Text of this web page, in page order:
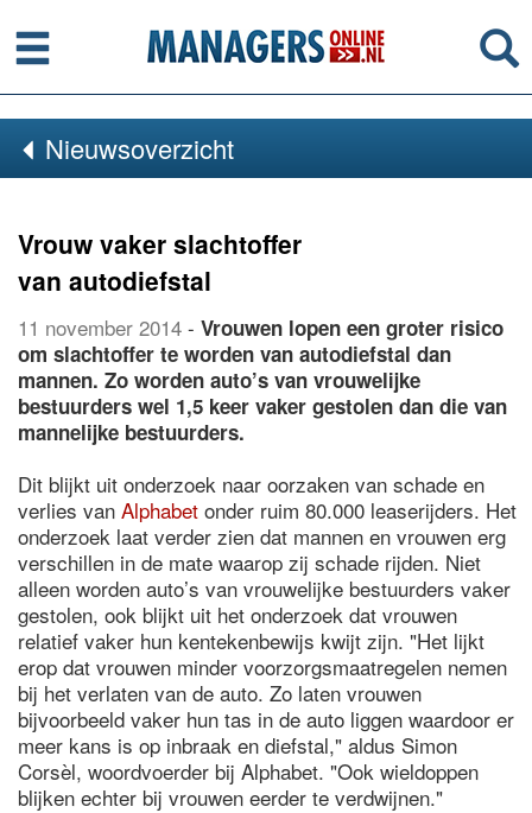
Menu
Nieuwsoverzicht
Vrouw vaker slachtoffer
van autodiefstal
11 november 2014 - Vrouwen lopen een groter risico
om slachtoffer te worden van autodiefstal dan
mannen. Zo worden auto’s van vrouwelijke
bestuurders wel 1,5 keer vaker gestolen dan die van
mannelijke bestuurders.
Dit blijkt uit onderzoek naar oorzaken van schade en
verlies van Alphabet onder ruim 80.000 leaserijders. Het
onderzoek laat verder zien dat mannen en vrouwen erg
verschillen in de mate waarop zij schade rijden. Niet
alleen worden auto’s van vrouwelijke bestuurders vaker
gestolen, ook blijkt uit het onderzoek dat vrouwen
relatief vaker hun kentekenbewijs kwijt zijn. "Het lijkt
erop dat vrouwen minder voorzorgsmaatregelen nemen
bij het verlaten van de auto. Zo laten vrouwen
bijvoorbeeld vaker hun tas in de auto liggen waardoor er
meer kans is op inbraak en diefstal," aldus Simon
Corsèl, woordvoerder bij Alphabet. "Ook wieldoppen
blijken echter bij vrouwen eerder te verdwijnen."